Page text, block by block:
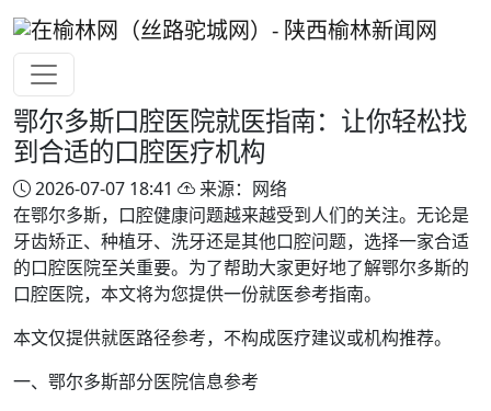
鄂尔多斯口腔医院就医指南：让你轻松找
到合适的口腔医疗机构
2026-07-07 18:41
来源：网络
在鄂尔多斯，口腔健康问题越来越受到人们的关注。无论是
牙齿矫正、种植牙、洗牙还是其他口腔问题，选择一家合适
的口腔医院至关重要。为了帮助大家更好地了解鄂尔多斯的
口腔医院，本文将为您提供一份就医参考指南。
本文仅提供就医路径参考，不构成医疗建议或机构推荐。
一、鄂尔多斯部分医院信息参考